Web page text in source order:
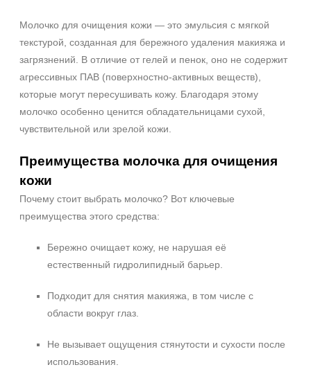
Молочко для очищения кожи — это эмульсия с мягкой
текстурой, созданная для бережного удаления макияжа и
загрязнений. В отличие от гелей и пенок, оно не содержит
агрессивных ПАВ (поверхностно‑активных веществ),
которые могут пересушивать кожу. Благодаря этому
молочко особенно ценится обладательницами сухой,
чувствительной или зрелой кожи.
Преимущества молочка для очищения
кожи
Почему стоит выбрать молочко? Вот ключевые
преимущества этого средства:
Бережно очищает кожу, не нарушая её
естественный гидролипидный барьер.
Подходит для снятия макияжа, в том числе с
области вокруг глаз.
Не вызывает ощущения стянутости и сухости после
использования.